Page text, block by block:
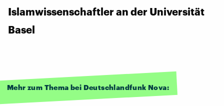
Islamwissenschaftler an der Universität
Basel
Mehr zum Thema bei Deutschlandfunk Nova: